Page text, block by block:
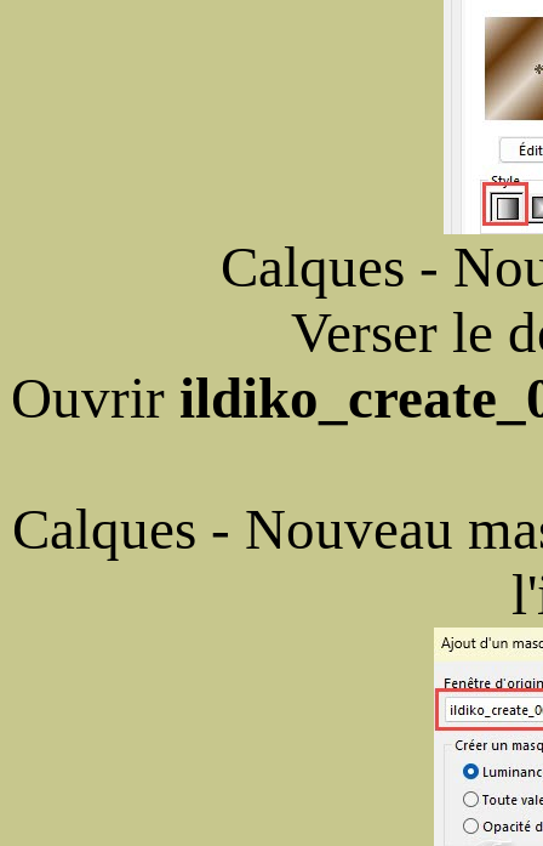
Calques -
Verser le
Ouvrir
Calques - Nouveau